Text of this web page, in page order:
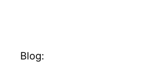
Blog: